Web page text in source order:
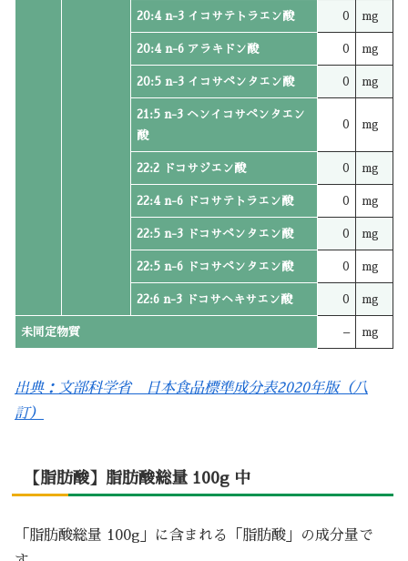
20:4 n-3 イコサテトラエン酸 0 mg
20:4 n-6 アラキドン酸 0 mg
20:5 n-3 イコサペンタエン酸 0 mg
21:5 n-3 ヘンイコサペンタエン
酸
0 mg
22:2 ドコサジエン酸 0 mg
22:4 n-6 ドコサテトラエン酸 0 mg
22:5 n-3 ドコサペンタエン酸 0 mg
22:5 n-6 ドコサペンタエン酸 0 mg
22:6 n-3 ドコサヘキサエン酸 0 mg
未同定物質 – mg
出典：文部科学省 日本食品標準成分表2020年版（八
訂）
【脂肪酸】脂肪酸総量 100g 中
「脂肪酸総量 100g」に含まれる「脂肪酸」の成分量で